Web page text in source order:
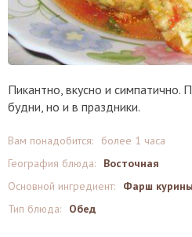
Пикантно, вкусно и симпатично.
будни, но и в праздники.
Вам понадобится:
более 1 часа
География блюда:
Восточная
Основной ингредиент:
Фарш
Тип блюда:
Обед